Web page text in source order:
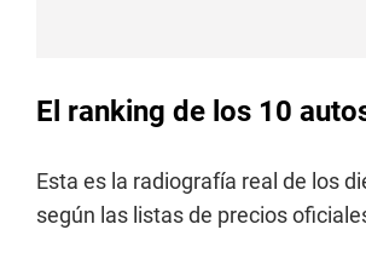
El ranking de los 10
Esta es la radiografía real de los
según las listas de precios